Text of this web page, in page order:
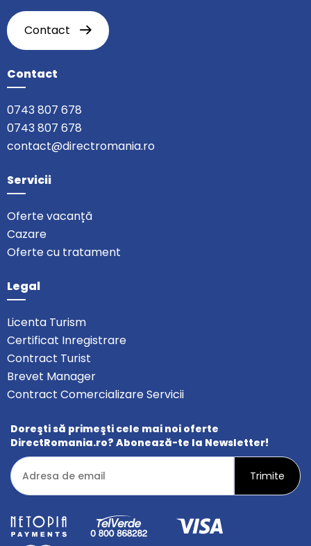
Contact
Contact
0743 807 678
0743 807 678
contact@directromania.ro
Servicii
Oferte vacanță
Cazare
Oferte cu tratament
Legal
Licenta Turism
Certificat Inregistrare
Contract Turist
Brevet Manager
Contract Comercializare Servicii
Doreşti să primeşti cele mai noi oferte
DirectRomania.ro? Abonează-te la Newsletter!